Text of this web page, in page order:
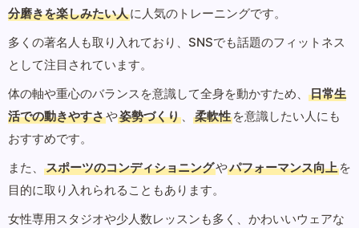
分磨きを楽しみたい人に人気のトレーニングです。
多くの著名人も取り入れており、SNSでも話題のフィットネス
として注目されています。
体の軸や重心のバランスを意識して全身を動かすため、
日常生
活での動きやすさや姿勢づくり 、 柔軟性 を意識したい人にも
おすすめです。
また、
スポーツのコンディショニングやパフォーマンス向上 を
目的に取り入れられることもあります。
女性専用スタジオや少人数レッスンも多く、かわいいウェアな